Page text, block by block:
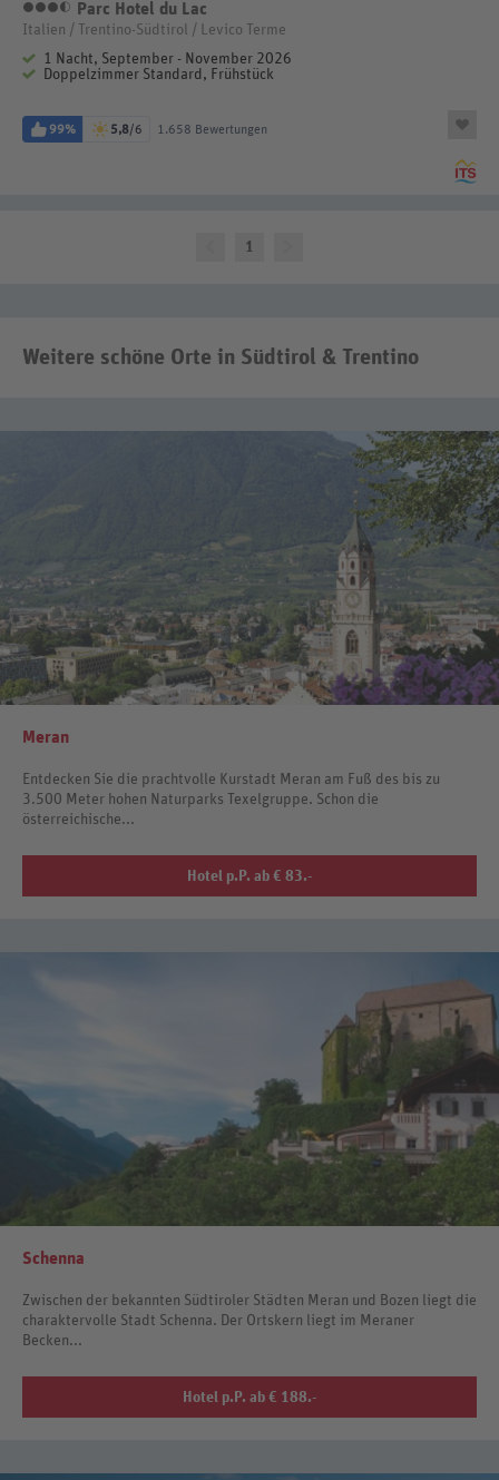
3,5 Sterne
Parc Hotel du Lac
Italien / Trentino-Südtirol / Levico Terme
1 Nacht, September - November 2026
Doppelzimmer Standard, Frühstück
99% 5,8/6 1.658 Bewertungen
1
Weitere schöne Orte in Südtirol & Trentino
Meran
Entdecken Sie die prachtvolle Kurstadt Meran am Fuß des bis zu
3.500 Meter hohen Naturparks Texelgruppe. Schon die
österreichische...
Hotel p.P. ab € 83.-
Schenna
Zwischen der bekannten Südtiroler Städten Meran und Bozen liegt die
charaktervolle Stadt Schenna. Der Ortskern liegt im Meraner
Becken...
Hotel p.P. ab € 188.-